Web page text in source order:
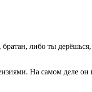
либо ты
На самом деле